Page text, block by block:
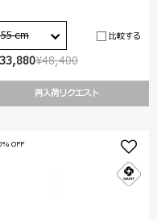
¥48,400
再入荷リクエスト
55 cm 比較する
OFF